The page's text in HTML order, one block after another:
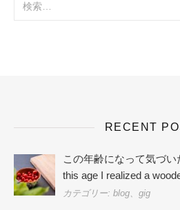
RECENT
この年齢になって気づ
this age I realized a
カテゴリー: blog、gig